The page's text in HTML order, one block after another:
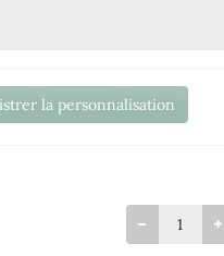
la personnalisation